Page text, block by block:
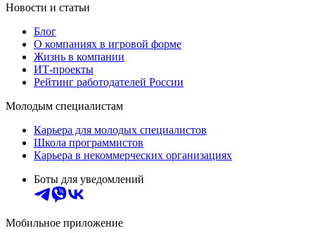
Новости и статьи
Блог
О компаниях в игровой форме
Жизнь в компании
ИТ-проекты
Рейтинг работодателей России
Молодым специалистам
Карьера для молодых специалистов
Школа программистов
Карьера в некоммерческих организациях
Боты для уведомлений
Мобильное приложение